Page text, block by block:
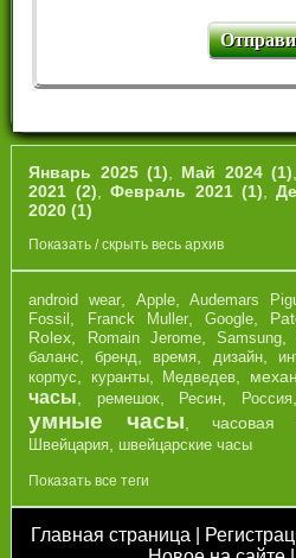
Январь 2025 (1) Май 2024 (1)
2021 (2) ,Февраль 2021 (1) ,
2020 (1)
Показать / скрыть весь архив
android wear, Apple,Audemars
Fossil Franck Muller, Google,
Rolex
Romain Jerome, Samsung
баланс ,бренд время дизайн,
корпус куранты, Медведев
часы
ремешок, Ресин Россия
умные часы часовая
Швейцария швейцарские часы
Показать все теги
Главная страница